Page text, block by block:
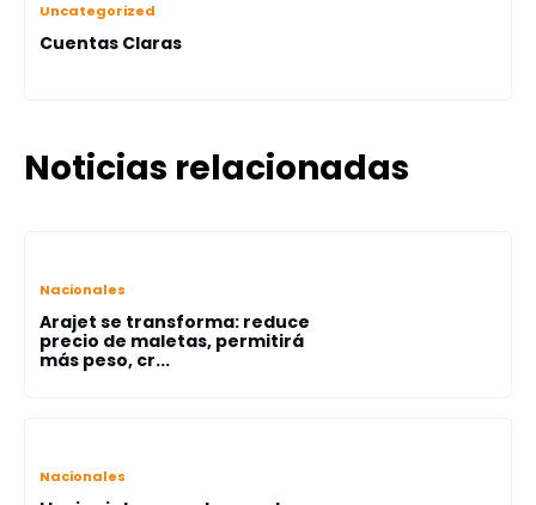
Uncategorized
Cuentas Claras
Noticias relacionadas
Nacionales
Arajet se transforma: reduce
precio de maletas, permitirá
más peso, cr...
Nacionales